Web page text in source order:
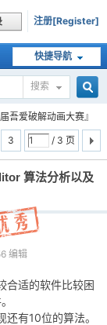
注册[Register]
快捷导航
搜索
索
届吾爱破解动画大赛』
3 / 3 页
算法分析以及
编辑
合适的软件比较困
有10位的算法。